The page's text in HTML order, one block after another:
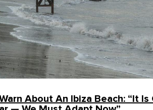
About An Ibiza Beach: “It Is